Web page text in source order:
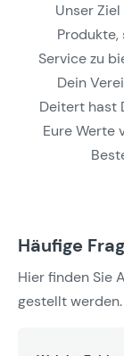
Unser
Service zu
Dein
Deitert hast
Eure Werte
Häufige
Hier finden Sie
gestellt werden.